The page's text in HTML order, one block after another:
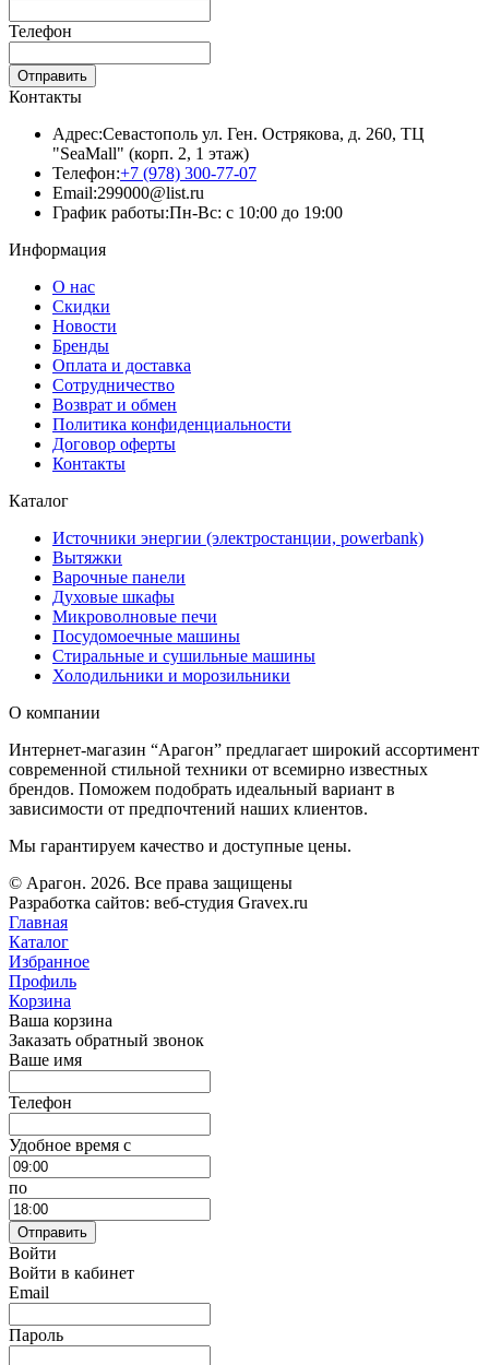
Телефон
Отправить
Контакты
Адрес:Севастополь ул. Ген. Острякова, д. 260, ТЦ
"SeaMall" (корп. 2, 1 этаж)
Телефон:+7 (978) 300-77-07
Email:299000@list.ru
График работы:Пн-Вс: с 10:00 до 19:00
Информация
О нас
Скидки
Новости
Бренды
Оплата и доставка
Сотрудничество
Возврат и обмен
Политика конфиденциальности
Договор оферты
Контакты
Каталог
Источники энергии (электростанции, powerbank)
Вытяжки
Варочные панели
Духовые шкафы
Микроволновые печи
Посудомоечные машины
Стиральные и сушильные машины
Холодильники и морозильники
О компании
Интернет-магазин “Арагон” предлагает широкий ассортимент
современной стильной техники от всемирно известных
брендов. Поможем подобрать идеальный вариант в
зависимости от предпочтений наших клиентов.
Мы гарантируем качество и доступные цены.
© Арагон. 2026. Все права защищены
Разработка сайтов: веб-студия Gravex.ru
Главная
Каталог
Избранное
Профиль
Корзина
Ваша корзина
Заказать обратный звонок
Ваше имя
Телефон
Удобное время c
по
Отправить
Войти
Войти в кабинет
Email
Пароль